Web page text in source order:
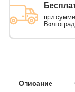
при
Описание